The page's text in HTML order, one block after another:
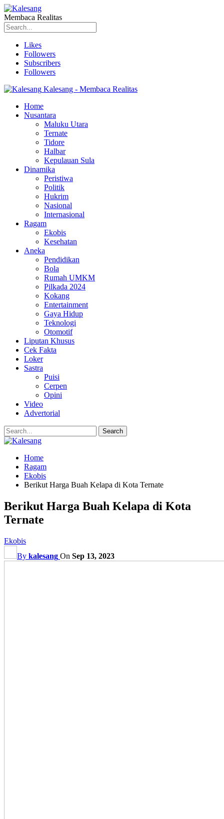
Membaca Realitas
Likes
Followers
Subscribers
Followers
Kalesang - Membaca Realitas
Home
Nusantara
Maluku Utara
Ternate
Tidore
Halbar
Kepulauan Sula
Dinamika
Peristiwa
Politik
Hukrim
Nasional
Internasional
Ragam
Ekobis
Kesehatan
Aneka
Pendidikan
Bola
Rumah UMKM
Pilkada 2024
Kokang
Entertainment
Gaya Hidup
Teknologi
Otomotif
Liputan Khusus
Cek Fakta
Loker
Sastra
Puisi
Cerpen
Opini
Video
Advertorial
Home
Ragam
Ekobis
Berikut Harga Buah Kelapa di Kota Ternate
Berikut Harga Buah Kelapa di Kota
Ternate
Ekobis
By kalesang On Sep 13, 2023